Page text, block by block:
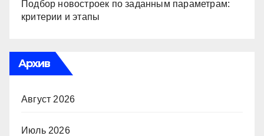
Подбор новостроек по заданным параметрам:
критерии и этапы
Архив
Август 2026
Июль 2026